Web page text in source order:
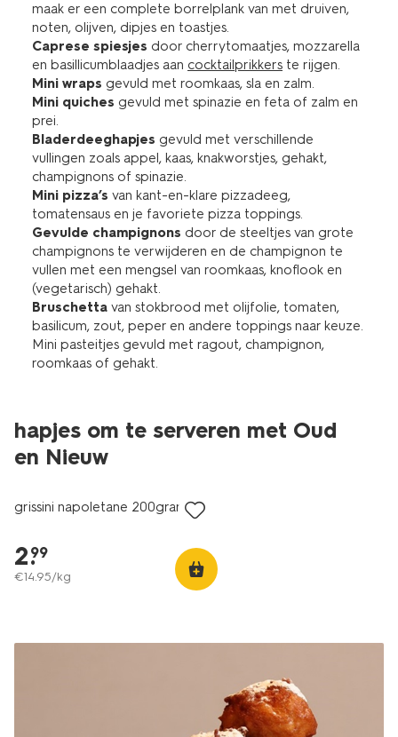
maak er een complete borrelplank van met druiven,
noten, olijven, dipjes en toastjes.
Caprese spiesjes door cherrytomaatjes, mozzarella
en basillicumblaadjes aan cocktailprikkers te rijgen.
Mini wraps gevuld met roomkaas, sla en zalm.
Mini quiches gevuld met spinazie en feta of zalm en
prei.
Bladerdeeghapjes gevuld met verschillende
vullingen zoals appel, kaas, knakworstjes, gehakt,
champignons of spinazie.
Mini pizza’s van kant-en-klare pizzadeeg,
tomatensaus en je favoriete pizza toppings.
Gevulde champignons door de steeltjes van grote
champignons te verwijderen en de champignon te
vullen met een mengsel van roomkaas, knoflook en
(vegetarisch) gehakt.
Bruschetta van stokbrood met olijfolie, tomaten,
basilicum, zout, peper en andere toppings naar keuze.
Mini pasteitjes gevuld met ragout, champignon,
roomkaas of gehakt.
hapjes om te serveren met Oud
en Nieuw
2 voor 3.99
met je HEMA pas
grissini napoletane 200gram
2.
99
€14.95/kg